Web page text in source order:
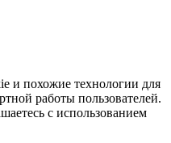
и похожие технологии для
работы пользователей.
с использованием